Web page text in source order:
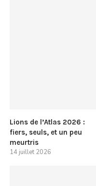
Lions de l’Atlas 2026 :
fiers, seuls, et un peu
meurtris
14 juillet 2026